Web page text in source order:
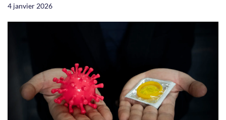
4 janvier 2026